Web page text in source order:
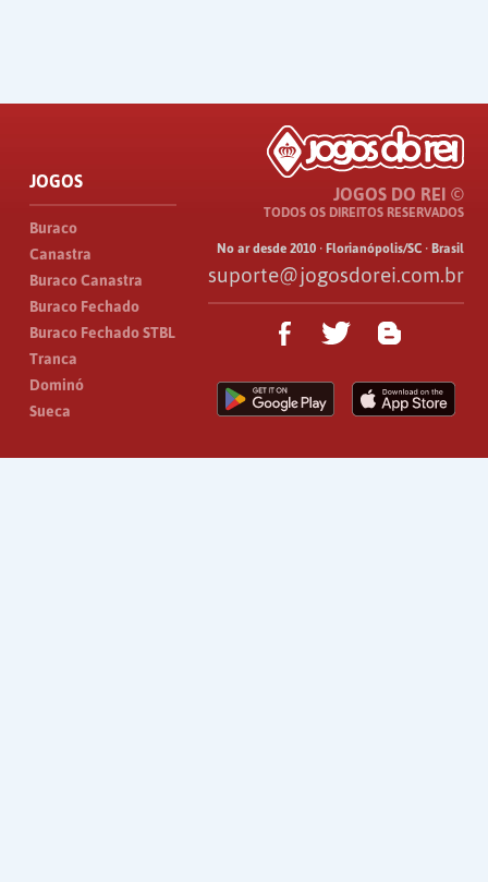
JOGOS
Buraco
Canastra
Buraco Canastra
Buraco Fechado
Buraco Fechado STBL
Tranca
Dominó
Sueca
JOGOS DO REI ©
TODOS OS DIREITOS RESERVADOS
No ar desde 2010 · Florianópolis/SC · Brasil
suporte@jogosdorei.com.br